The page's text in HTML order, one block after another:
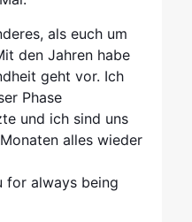
als euch um
den Jahren habe
geht vor. Ich
Phase
und ich sind uns
alles wieder
for always being